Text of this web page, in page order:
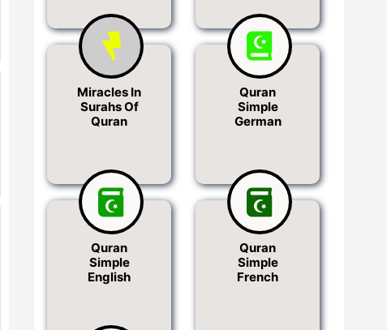
Miracles In
Surahs Of
Quran
Quran
Simple
German
Quran
Simple
English
Quran
Simple
French